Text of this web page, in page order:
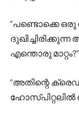
“പണ്ടൊക്കെ
എന്തൊരു മാറ്റം?”
“അതിന്റെ
ഹോസ്പിറ്റലിൽ